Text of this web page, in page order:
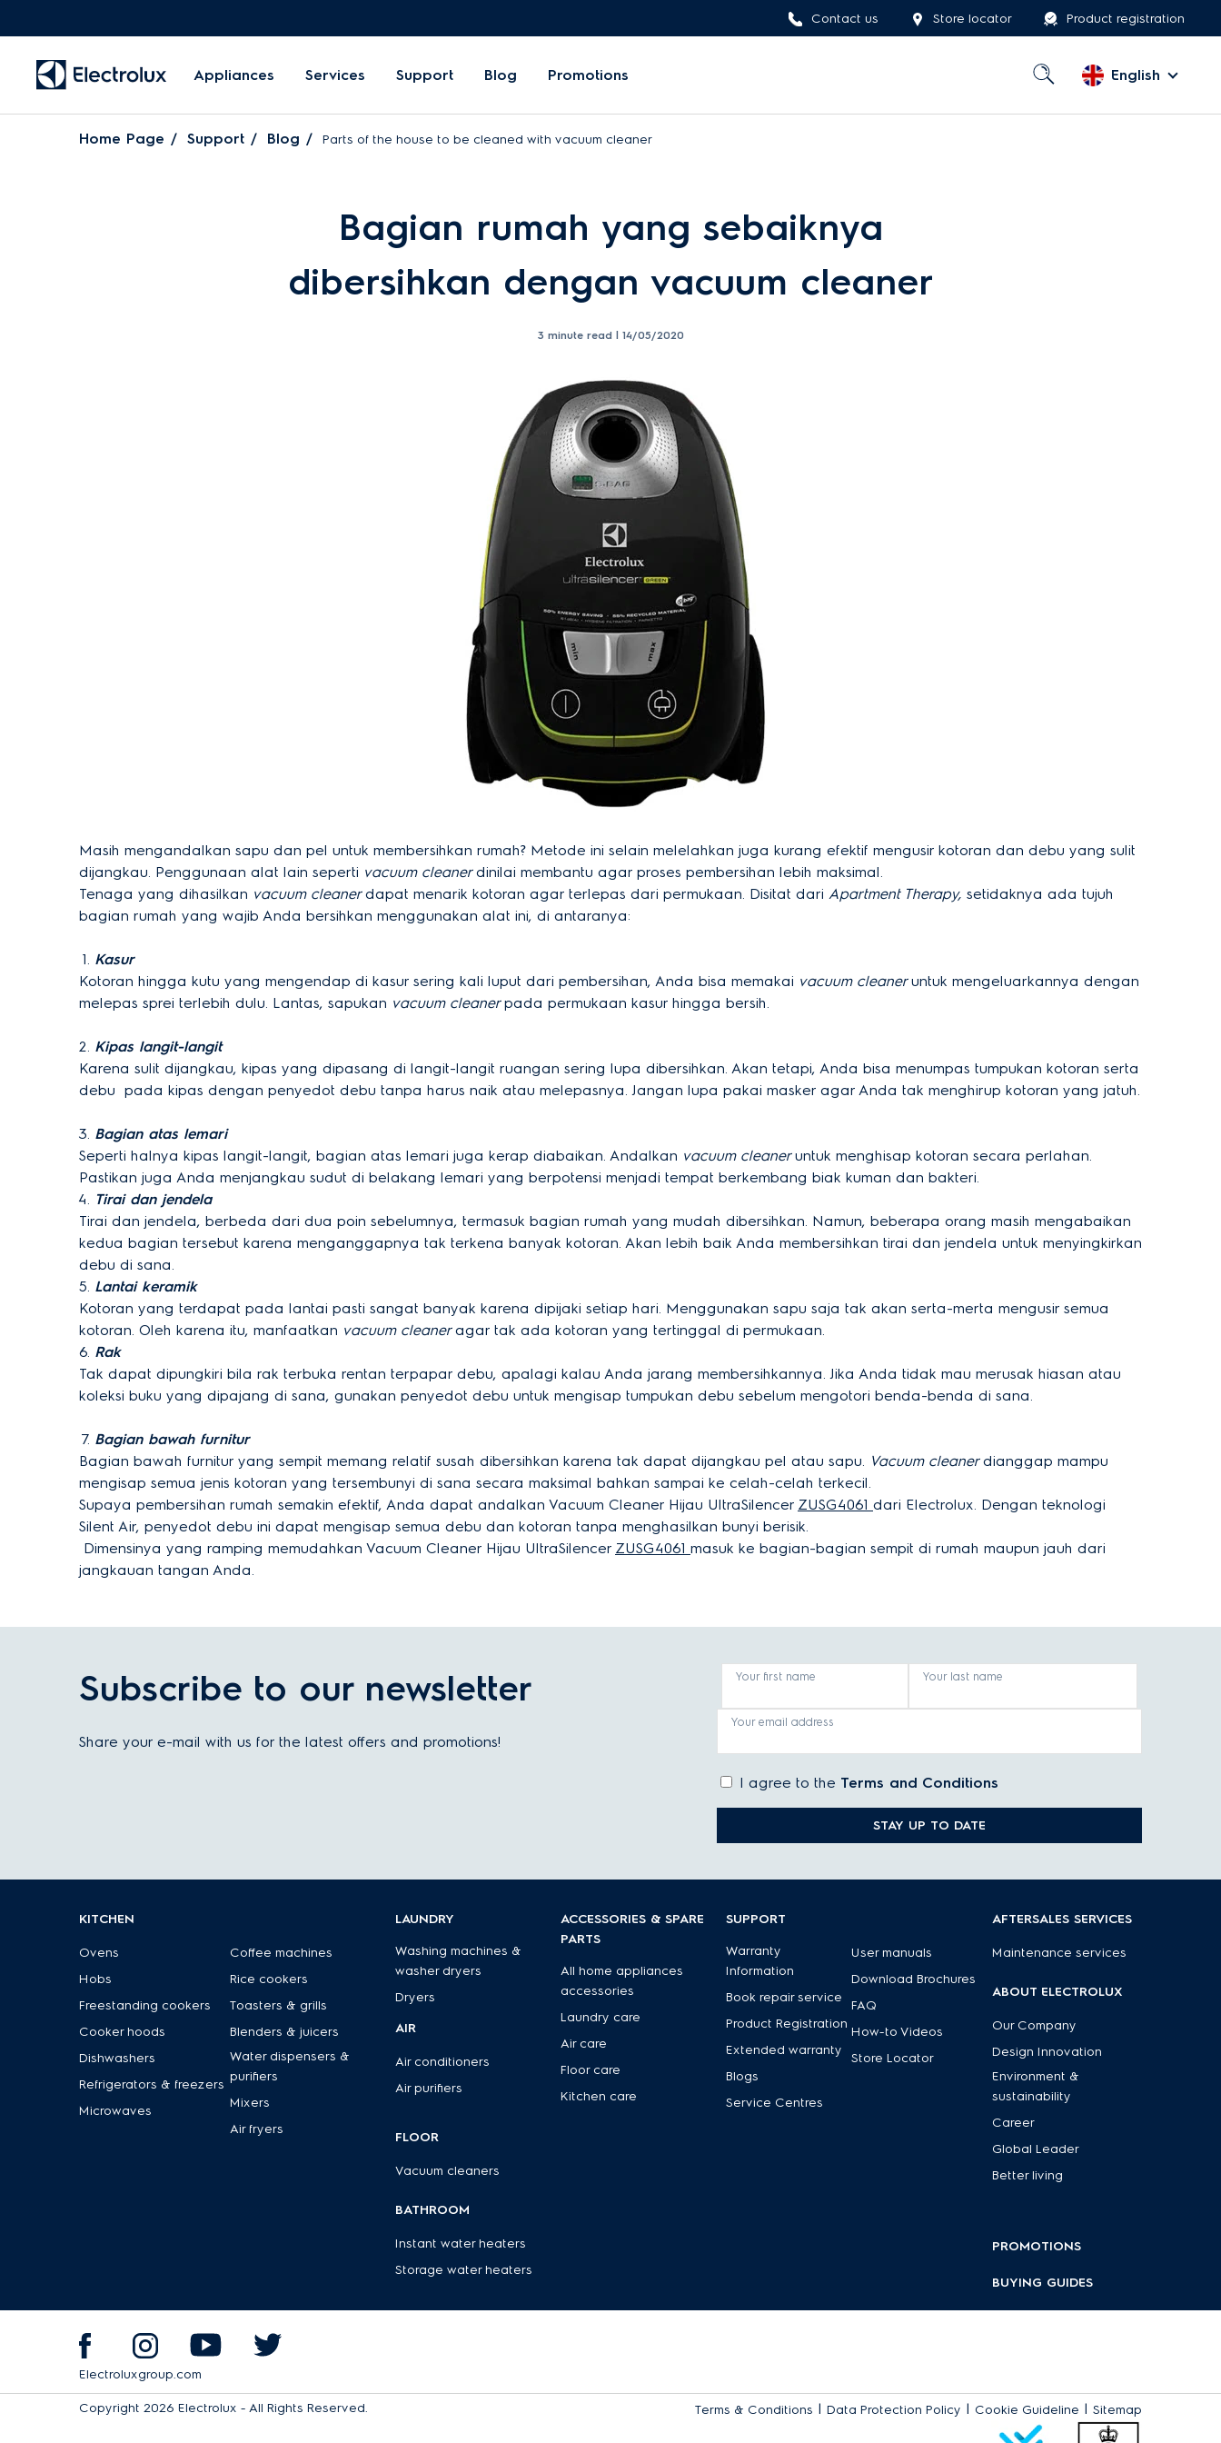
Contact us Store locator Product registration
Appliances Services Support Blog Promotions English
Home Page Support Blog Parts of the house to be cleaned with vacuum cleaner
Bagian rumah yang sebaiknya
dibersihkan dengan vacuum cleaner
3 minute read | 14/05/2020
Masih mengandalkan sapu dan pel untuk membersihkan rumah? Metode ini selain melelahkan juga kurang efektif mengusir kotoran dan debu yang sulit
dijangkau. Penggunaan alat lain seperti vacuum cleanerdinilai membantu agar proses pembersihan lebih maksimal.
Tenaga yang dihasilkan vacuum cleanerdapat menarik kotoran agar terlepas dari permukaan. Disitat dari Apartment Therapy, setidaknya ada tujuh
bagian rumah yang wajib Anda bersihkan menggunakan alat ini, di antaranya:
Kasur
Kotoran hingga kutu yang mengendap di kasur sering kali luput dari pembersihan, Anda bisa memakai vacuum cleaneruntuk mengeluarkannya dengan
melepas sprei terlebih dulu. Lantas, sapukan vacuum cleanerpada permukaan kasur hingga bersih.
Kipas langit-langit
Karena sulit dijangkau, kipas yang dipasang di langit-langit ruangan sering lupa dibersihkan. Akan tetapi, Anda bisa menumpas tumpukan kotoran serta
debu pada kipas dengan penyedot debu tanpa harus naik atau melepasnya. Jangan lupa pakai masker agar Anda tak menghirup kotoran yang jatuh.
Bagian atas lemari
Seperti halnya kipas langit-langit, bagian atas lemari juga kerap diabaikan. Andalkan vacuum cleaneruntuk menghisap kotoran secara perlahan.
Pastikan juga Anda menjangkau sudut di belakang lemari yang berpotensi menjadi tempat berkembang biak kuman dan bakteri.
Tirai dan jendela
Tirai dan jendela, berbeda dari dua poin sebelumnya, termasuk bagian rumah yang mudah dibersihkan. Namun, beberapa orang masih mengabaikan
kedua bagian tersebut karena menganggapnya tak terkena banyak kotoran. Akan lebih baik Anda membersihkan tirai dan jendela untuk menyingkirkan
debu di sana.
Lantai keramik
Kotoran yang terdapat pada lantai pasti sangat banyak karena dipijaki setiap hari. Menggunakan sapu saja tak akan serta-merta mengusir semua
kotoran. Oleh karena itu, manfaatkan vacuum cleaneragar tak ada kotoran yang tertinggal di permukaan.
Rak
Tak dapat dipungkiri bila rak terbuka rentan terpapar debu, apalagi kalau Anda jarang membersihkannya. Jika Anda tidak mau merusak hiasan atau
koleksi buku yang dipajang di sana, gunakan penyedot debu untuk mengisap tumpukan debu sebelum mengotori benda-benda di sana.
Bagian bawah furnitur
Bagian bawah furnitur yang sempit memang relatif susah dibersihkan karena tak dapat dijangkau pel atau sapu. Vacuum cleanerdianggap mampu
mengisap semua jenis kotoran yang tersembunyi di sana secara maksimal bahkan sampai ke celah-celah terkecil.
Supaya pembersihan rumah semakin efektif, Anda dapat andalkan Vacuum Cleaner Hijau UltraSilencer ZUSG4061 dari Electrolux. Dengan teknologi
Silent Air, penyedot debu ini dapat mengisap semua debu dan kotoran tanpa menghasilkan bunyi berisik.
Dimensinya yang ramping memudahkan Vacuum Cleaner Hijau UltraSilencer ZUSG4061 masuk ke bagian-bagian sempit di rumah maupun jauh dari
jangkauan tangan Anda.
Subscribe to our newsletter
Share your e-mail with us for the latest offers and promotions!
Your first name Your last name
Your email address
I agree to the Terms and Conditions
STAY UP TO DATE
KITCHEN
Ovens
Hobs
Freestanding cookers
Cooker hoods
Dishwashers
Refrigerators & freezers
Microwaves
Coffee machines
Rice cookers
Toasters & grills
Blenders & juicers
Water dispensers &
purifiers
Mixers
Air fryers
LAUNDRY
Washing machines &
washer dryers
Dryers
AIR
Air conditioners
Air purifiers
FLOOR
Vacuum cleaners
BATHROOM
Instant water heaters
Storage water heaters
ACCESSORIES & SPARE
PARTS
All home appliances
accessories
Laundry care
Air care
Floor care
Kitchen care
SUPPORT
Warranty
Information
Book repair service
Product Registration
Extended warranty
Blogs
Service Centres
User manuals
Download Brochures
FAQ
How-to Videos
Store Locator
AFTERSALES SERVICES
Maintenance services
ABOUT ELECTROLUX
Our Company
Design Innovation
Environment &
sustainability
Career
Global Leader
Better living
PROMOTIONS
BUYING GUIDES
Electroluxgroup.com
Copyright 2026 Electrolux - All Rights Reserved. Terms & Conditions | Data Protection Policy | Cookie Guideline | Sitemap